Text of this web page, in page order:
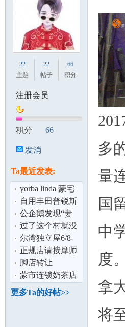
22
主题
22
帖子
66
积分
注册会员
积分 66
发消
Ta最近发表:
yorba linda 豪宅
分租
自用丰田普锐斯
2019款高配,出
租。TOYOTA
PR
公企鹅发现“妻
子”出轨 与“小
三”大打出
过了这个村就没
这个店,还不进来
看看
尔湾独立屋6/8-
8/15优惠出租
正规店请按摩师
（色免）
脚店转让
蒙市连锁奶茶店
生意出售
更多Ta的好帖>>
多
量
国
中
度
拿
将